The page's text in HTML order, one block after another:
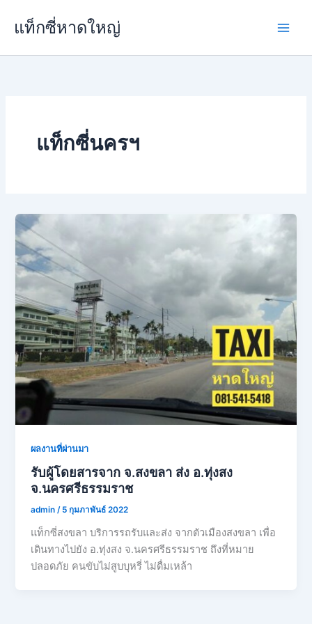
แท็กซี่หาดใหญ่
แท็กซี่นครฯ
ผลงานที่ผ่านมา
รับผู้โดยสารจาก จ.สงขลา ส่ง อ.ทุ่งสง
จ.นครศรีธรรมราช
admin/ 5 กุมภาพันธ์ 2022
แท็กซี่สงขลา บริการรถรับและส่ง จากตัวเมืองสงขลา เพื่อ
เดินทางไปยัง อ.ทุ่งสง จ.นครศรีธรรมราช ถึงที่หมาย
ปลอดภัย คนขับไม่สูบบุหรี่ ไม่ดื่มเหล้า